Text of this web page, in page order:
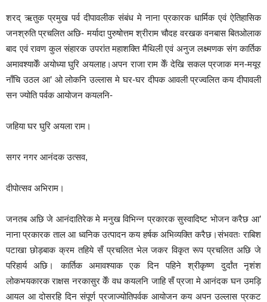
शरद् ऋतुक प्रमुख पर्व दीपावलीक संबंध मे नाना प्रकारक धार्मिक एवं ऐतिहासिक
जनश्रुति प्रचलित अछि- मर्यादा पुरुषोत्तम श्रीराम चौदह वरखक वनबास बितओलाक
बाद एवं रावण कुल संहारक उपरांत महाशक्ति मैथिली एवं अनुज लक्ष्मणक संग कार्तिक
अमावश्याकेँ अयोध्या घुरि अयलाह।अपन राजा राम केँ देखि सकल प्रजाक मन-मयूर
नाँचि उठल आ’ ओ लोकनि उल्लास मे घर-घर दीपक आवली प्रज्वलित कय दीपावली
सन ज्योति पर्वक आयोजन कयलनि-
जहिया घर घुरि अयला राम।
सगर नगर आनंदक उत्सव,
दीपोत्सव अभिराम।
जनतब अछि जे आनंदातिरेक मे मनुख विभिन्न प्रकारक सुस्वादिष्ट भोजन करैछ आ’
नाना प्रकारक ताल आ ध्वनिक उत्पादन कय हर्षक अभिव्यक्ति करैछ।संभवतः राबिश
पटाखा छोड़बाक क्रम तहिये सँ प्रचलित भेल जकर विकृत रूप प्रचलित अछि जे
परिहार्य अछि। कार्तिक अमावश्याक एक दिन पहिने श्रीकृष्ण दुर्दांत नृशंश
लोकभयकारक राक्षस नरकासुर केँ वध कयलनि जाहि सँ प्रजा मे आनंदक घन उमड़ि
आयल आ दोसरहि दिन संपूर्ण प्रजाज्योतिपर्वक आयोजन कय अपन उल्लास प्रकट